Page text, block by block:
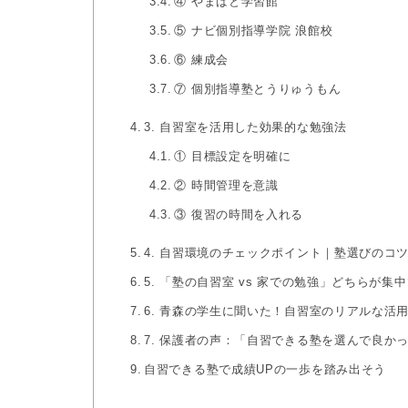
⑤ ナビ個別指導学院 浪館校
⑥ 練成会
⑦ 個別指導塾とうりゅうもん
3. 自習室を活用した効果的な勉強法
① 目標設定を明確に
② 時間管理を意識
③ 復習の時間を入れる
4. 自習環境のチェックポイント｜塾選びのコツ
5. 「塾の自習室 vs 家での勉強」どちらが集中
6. 青森の学生に聞いた！自習室のリアルな活
7. 保護者の声：「自習できる塾を選んで良かっ
自習できる塾で成績UPの一歩を踏み出そう